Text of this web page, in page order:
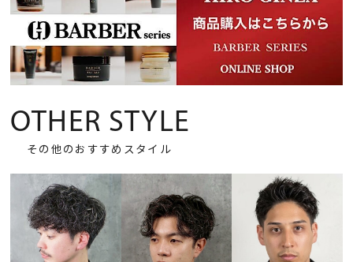
OTHER STYLE
その他のおすすめスタイル